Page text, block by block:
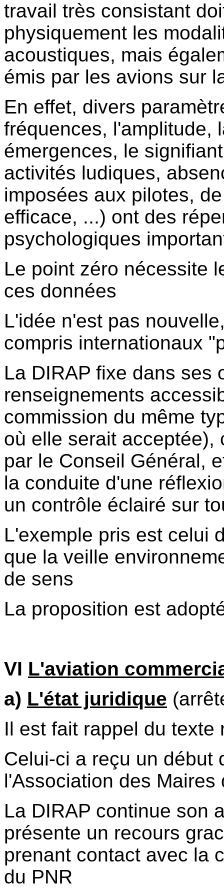
travail très consistant
physiquement les
acoustiques, mais
émis par les avions sur
En effet, divers
fréquences, l'amplitude,
émergences, le
activités ludiques,
imposées aux pilotes,
efficace, ...) ont des
psychologiques
Le point zéro nécessite
ces données
L'idée n'est pas
compris internationaux
La DIRAP fixe dans ses
renseignements
commission du même
où elle serait acceptée),
par le Conseil Général,
la conduite d'une
un contrôle éclairé sur
L'exemple pris est celui
que la veille
de sens
La proposition est
VI L'aviation
a) L'état juridique
Il est fait rappel du texte
Celui-ci a reçu un début
l'Association des
La DIRAP continue son
présente un recours
prenant contact avec la
du PNR